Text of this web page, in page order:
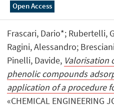
Open Access
Frascari, Dario*; Rubertelli,
Ragini, Alessandro;
Pinelli, Davide, Valorisation
phenolic compounds
application of a procedure
«CHEMICAL ENGINEERING